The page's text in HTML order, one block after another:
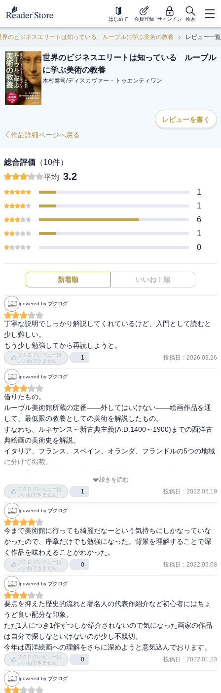
はじめて 会員登録 サインイン 検索
界のビジネスエリートは知っている ルーブルに学ぶ美術の教養 レビュー一覧
世界のビジネスエリートは知っている ルーブル
に学ぶ美術の教養
木村泰司 /ディスカヴァー・トゥエンティワン
レビューを書く
作品詳細ページへ戻る
総合評価 （10件）
平均 3.2
1
1
6
1
0
新着順 いいね！順
powered by ブクログ
丁寧な説明でしっかり解説してくれているけど、入門として読むと
少し難しい。
もう少し勉強してから再読しようと。
ブクログレビューは
いいねできません
1 投稿日 : 2026.03.26
powered by ブクログ
借りたもの。
ルーヴル美術館所蔵の定番――外してはいけない――絵画作品を通
して、最低限の教養としての美術を解説したもの。
すなわち、ルネサンス～新古典主義(A.D.1400～1900)までの西洋古
典絵画の美術史を解説。
イタリア、フランス、スペイン、オランダ、フランドルの5つの地域
に分けて掲載。
イタリアにはじまり、他の地域へ……美術後進国だった他の国々
が、アカデミーを設立したり、それはプロパガンダ――国の威信を
喧伝する――ために使われていた。
なぜビジネスエリートなのか…それは絵画の中に経済の発展、それ
に伴う市民階級の台頭――庶民文化の発展――や絵画の技術革新
――人の価値観の変化、科学の発展の片鱗――があったから。(スペ
インは色々失敗してるけど)
ルーヴル美術館美術館、西洋美術初心者向けの入門書。
西洋美術好きには基本のき。
続きを読む
ブクログレビューは
いいねできません
1 投稿日 : 2022.05.19
powered by ブクログ
今まで美術館に行っても綺麗だなーという気持ちにしかなっていな
かったので、序章だけでも勉強になった。背景を理解することで深
く作品を味わえることがわかった。
ブクログレビューは
いいねできません
0 投稿日 : 2022.05.08
powered by ブクログ
要点を抑えた歴史的流れと著名人の代表作紹介など初心者にはちょ
うど良い配分な印象。
ただ1人につき1作ずつしか紹介されないので気になった画家の作品
は自分で探しなといけないのが少し不親切。
今年は西洋絵画への理解をさらに深めようと意気込んでおります。
ブクログレビューは
いいねできません
0 投稿日 : 2022.01.23
powered by ブクログ